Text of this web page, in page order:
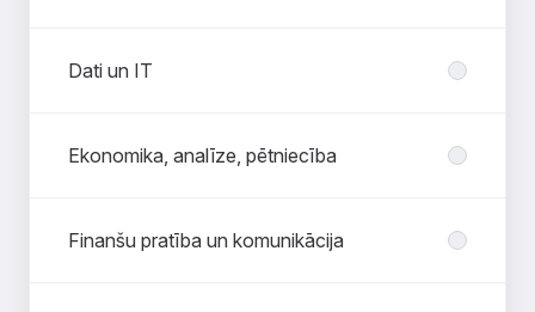
Dati un IT
Ekonomika, analīze, pētniecība
Finanšu pratība un komunikācija